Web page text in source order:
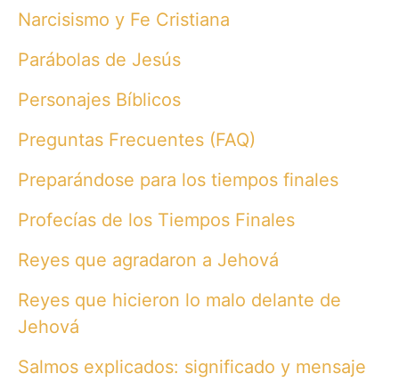
Narcisismo y Fe Cristiana
Parábolas de Jesús
Personajes Bíblicos
Preguntas Frecuentes (FAQ)
Preparándose para los tiempos finales
Profecías de los Tiempos Finales
Reyes que agradaron a Jehová
Reyes que hicieron lo malo delante de
Jehová
Salmos explicados: significado y mensaje